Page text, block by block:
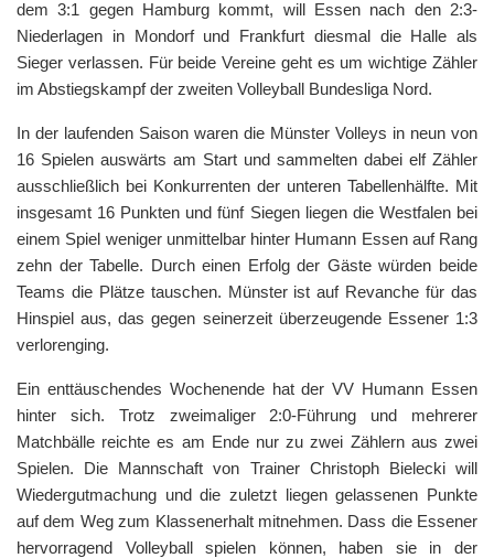
dem 3:1 gegen Hamburg kommt, will Essen nach den 2:3-
Niederlagen in Mondorf und Frankfurt diesmal die Halle als
Sieger verlassen. Für beide Vereine geht es um wichtige Zähler
im Abstiegskampf der zweiten Volleyball Bundesliga Nord.
In der laufenden Saison waren die Münster Volleys in neun von
16 Spielen auswärts am Start und sammelten dabei elf Zähler
ausschließlich bei Konkurrenten der unteren Tabellenhälfte. Mit
insgesamt 16 Punkten und fünf Siegen liegen die Westfalen bei
einem Spiel weniger unmittelbar hinter Humann Essen auf Rang
zehn der Tabelle. Durch einen Erfolg der Gäste würden beide
Teams die Plätze tauschen. Münster ist auf Revanche für das
Hinspiel aus, das gegen seinerzeit überzeugende Essener 1:3
verlorenging.
Ein enttäuschendes Wochenende hat der VV Humann Essen
hinter sich. Trotz zweimaliger 2:0-Führung und mehrerer
Matchbälle reichte es am Ende nur zu zwei Zählern aus zwei
Spielen. Die Mannschaft von Trainer Christoph Bielecki will
Wiedergutmachung und die zuletzt liegen gelassenen Punkte
auf dem Weg zum Klassenerhalt mitnehmen. Dass die Essener
hervorragend Volleyball spielen können, haben sie in der